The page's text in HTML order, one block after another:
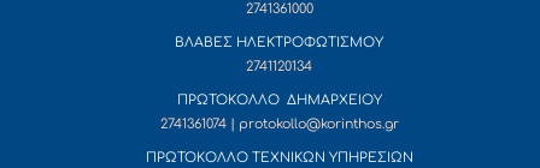
2741361000
ΒΛΑΒΕΣ ΗΛΕΚΤΡΟΦΩΤΙΣΜΟΥ
2741120134
ΠΡΩΤΟΚΟΛΛΟ ΔΗΜΑΡΧΕΙΟΥ
2741361074 | protokollo@korinthos.gr
ΠΡΩΤΟΚΟΛΛΟ ΤΕΧΝΙΚΩΝ ΥΠΗΡΕΣΙΩΝ